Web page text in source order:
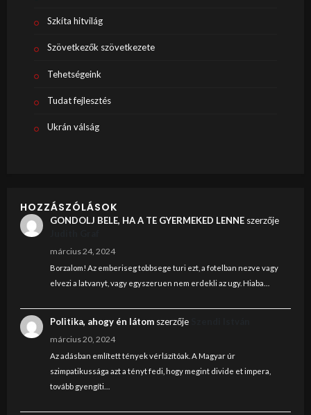
Szkíta hitvilág
Szövetkezők szövetkezete
Tehetségeink
Tudat fejlesztés
Ukrán válság
HOZZÁSZÓLÁSOK
GONDOLJ BELE, HA A TE GYERMEKED LENNEszerzője
március 24, 2024
Borzalom! Az emberiseg tobbsege turi ezt, a fotelban nezve vagy
elvezi a latvanyt, vagy egyszeruen nem erdekli az ugy. Hiaba…
Politika, ahogy én látomszerzője
március 20, 2024
Az adásban említett tények vérlázítóak. A Magyar úr
szimpatikussága azt a tényt fedi, hogy megint divide et impera,
tovább gyengíti…